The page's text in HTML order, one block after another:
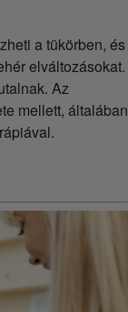
a tükörben, és
elváltozásokat.
Az
mellett, általában